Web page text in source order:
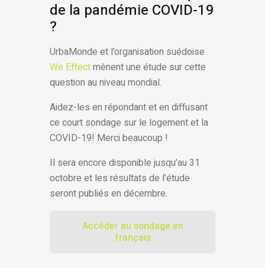
de la pandémie COVID-19
?
UrbaMonde et l’organisation suédoise
We Effectmènent une étude sur cette
question au niveau mondial.
Aidez-les en répondant et en diffusant
ce court sondage sur le logement et la
COVID-19! Merci beaucoup !
Il sera encore disponible jusqu’au 31
octobre et les résultats de l’étude
seront publiés en décembre.
Accéder au sondage en
français